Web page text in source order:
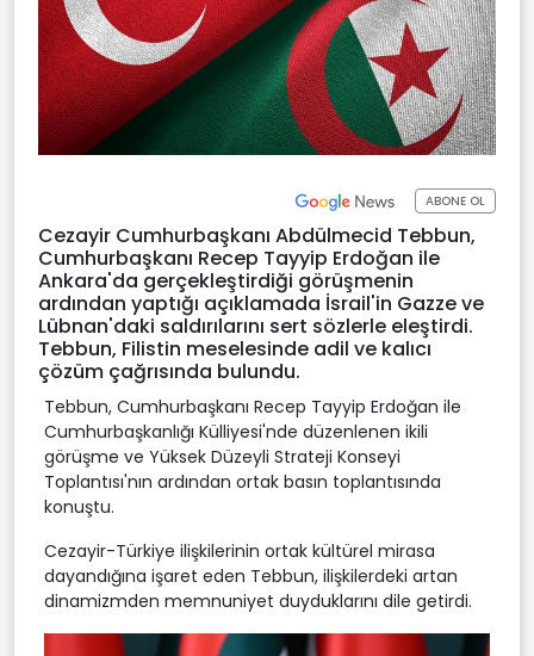
ABONE OL
Cezayir Cumhurbaşkanı Abdülmecid Tebbun,
Cumhurbaşkanı Recep Tayyip Erdoğan ile
Ankara'da gerçekleştirdiği görüşmenin
ardından yaptığı açıklamada İsrail'in Gazze ve
Lübnan'daki saldırılarını sert sözlerle eleştirdi.
Tebbun, Filistin meselesinde adil ve kalıcı
çözüm çağrısında bulundu.
Tebbun, Cumhurbaşkanı Recep Tayyip Erdoğan ile
Cumhurbaşkanlığı Külliyesi'nde düzenlenen ikili
görüşme ve Yüksek Düzeyli Strateji Konseyi
Toplantısı'nın ardından ortak basın toplantısında
konuştu.
Cezayir-Türkiye ilişkilerinin ortak kültürel mirasa
dayandığına işaret eden Tebbun, ilişkilerdeki artan
dinamizmden memnuniyet duyduklarını dile getirdi.